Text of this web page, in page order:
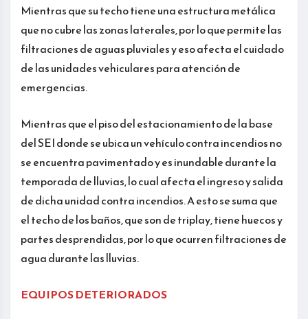
Mientras que su techo tiene una estructura metálica
que no cubre las zonas laterales, por lo que permite las
filtraciones de aguas pluviales y eso afecta el cuidado
de las unidades vehiculares para atención de
emergencias.
Mientras que el piso del estacionamiento de la base
del SEI donde se ubica un vehículo contra incendios no
se encuentra pavimentado y es inundable durante la
temporada de lluvias, lo cual afecta el ingreso y salida
de dicha unidad contra incendios. A esto se suma que
el techo de los baños, que son de triplay, tiene huecos y
partes desprendidas, por lo que ocurren filtraciones de
agua durante las lluvias.
EQUIPOS DETERIORADOS